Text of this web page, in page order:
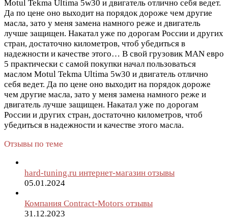
Motul Tekma Ultima 5w30 и двигатель отлично себя ведет.
Да по цене оно выходит на порядок дороже чем другие
масла, зато у меня замена намного реже и двигатель
лучше защищен. Накатал уже по дорогам России и других
стран, достаточно километров, чтоб убедиться в
надежности и качестве этого… В свой грузовик MAN евро
5 практически с самой покупки начал пользоваться
маслом Motul Tekma Ultima 5w30 и двигатель отлично
себя ведет. Да по цене оно выходит на порядок дороже
чем другие масла, зато у меня замена намного реже и
двигатель лучше защищен. Накатал уже по дорогам
России и других стран, достаточно километров, чтоб
убедиться в надежности и качестве этого масла.
Отзывы по теме
hard-tuning.ru интернет-магазин отзывы
05.01.2024
Компания Contract-Motors отзывы
31.12.2023